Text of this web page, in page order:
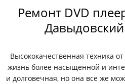
Ремонт DVD
Высококачественная техника
жизнь более насыщенной и
и долговечная, но она все же